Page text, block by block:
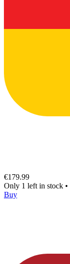
€179.99
Only 1 left in stock •
Buy